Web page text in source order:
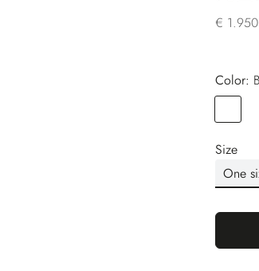
€ 1.950
Color:
Size
One